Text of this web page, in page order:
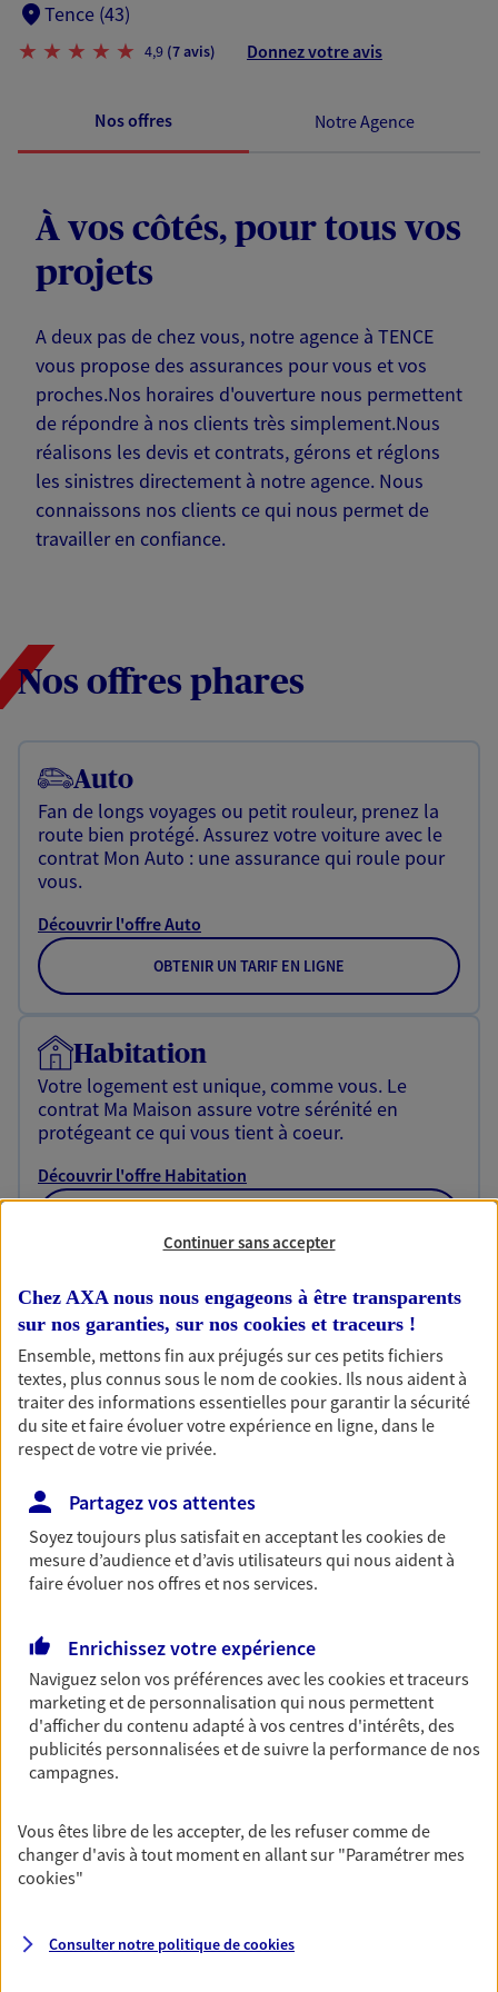
Tence (43)
4,9 (7 avis) Donnez votre avis
Nos offres Notre Agence
À vos côtés, pour tous vos
projets
A deux pas de chez vous, notre agence à TENCE
vous propose des assurances pour vous et vos
proches.Nos horaires d'ouverture nous permettent
de répondre à nos clients très simplement.Nous
réalisons les devis et contrats, gérons et réglons
les sinistres directement à notre agence. Nous
connaissons nos clients ce qui nous permet de
travailler en confiance.
Nos offres phares
Auto
Fan de longs voyages ou petit rouleur, prenez la
route bien protégé. Assurez votre voiture avec le
contrat Mon Auto : une assurance qui roule pour
vous.
Découvrir l'offre Auto
OBTENIR UN TARIF EN LIGNE
Habitation
Votre logement est unique, comme vous. Le
contrat Ma Maison assure votre sérénité en
protégeant ce qui vous tient à coeur.
Découvrir l'offre Habitation
Garantie Accidents de la Vie
Bricoleuse, féru de jardinage, pâtissier en herbe
ou grande lectrice… personne n'est à l'abri d'un
accident du quotidien. Avec Ma Protection
Accident, protégez votre qualité de vie et vos
revenus.
OBTENIR UN TARIF EN LIGNE
Gagnez en simplicité et en sérénité avec votre
assurance multirisque entreprise. Un contrat
unique pour protéger vos locaux, matériels pro,
équipements et stocks… sans oublier votre
responsabilité civile.
Découvrir l'offre Multirisque Entreprise
Continuer sans accepter
Chez AXA nous nous engageons à être transparents
sur nos garanties, sur nos cookies et traceurs !
Ensemble, mettons fin aux préjugés sur ces petits fichiers
textes, plus connus sous le nom decookies. Ils nous aident à
traiter des informations essentielles pour garantir la sécurité
du site et faire évoluer votre expérience en ligne, dans le
respect de votre vie privée.
Partagez vos attentes
Soyez toujours plus satisfait en acceptant lescookiesde
mesure d’audience et d’avis utilisateurs qui nous aident à
faire évoluer nos offres et nos services.
Enrichissez votre expérience
Naviguez selon vos préférences avec lescookies et traceurs
marketing et de personnalisation qui nous permettent
d'afficher du contenu adapté à vos centres d'intérêts, des
publicités personnalisées et de suivre la performance de nos
campagnes.
Vous êtes libre de les accepter, de les refuser comme de
changer d'avis à tout moment en allant sur "Paramétrer mes
cookies"
Consulter notre politique decookies